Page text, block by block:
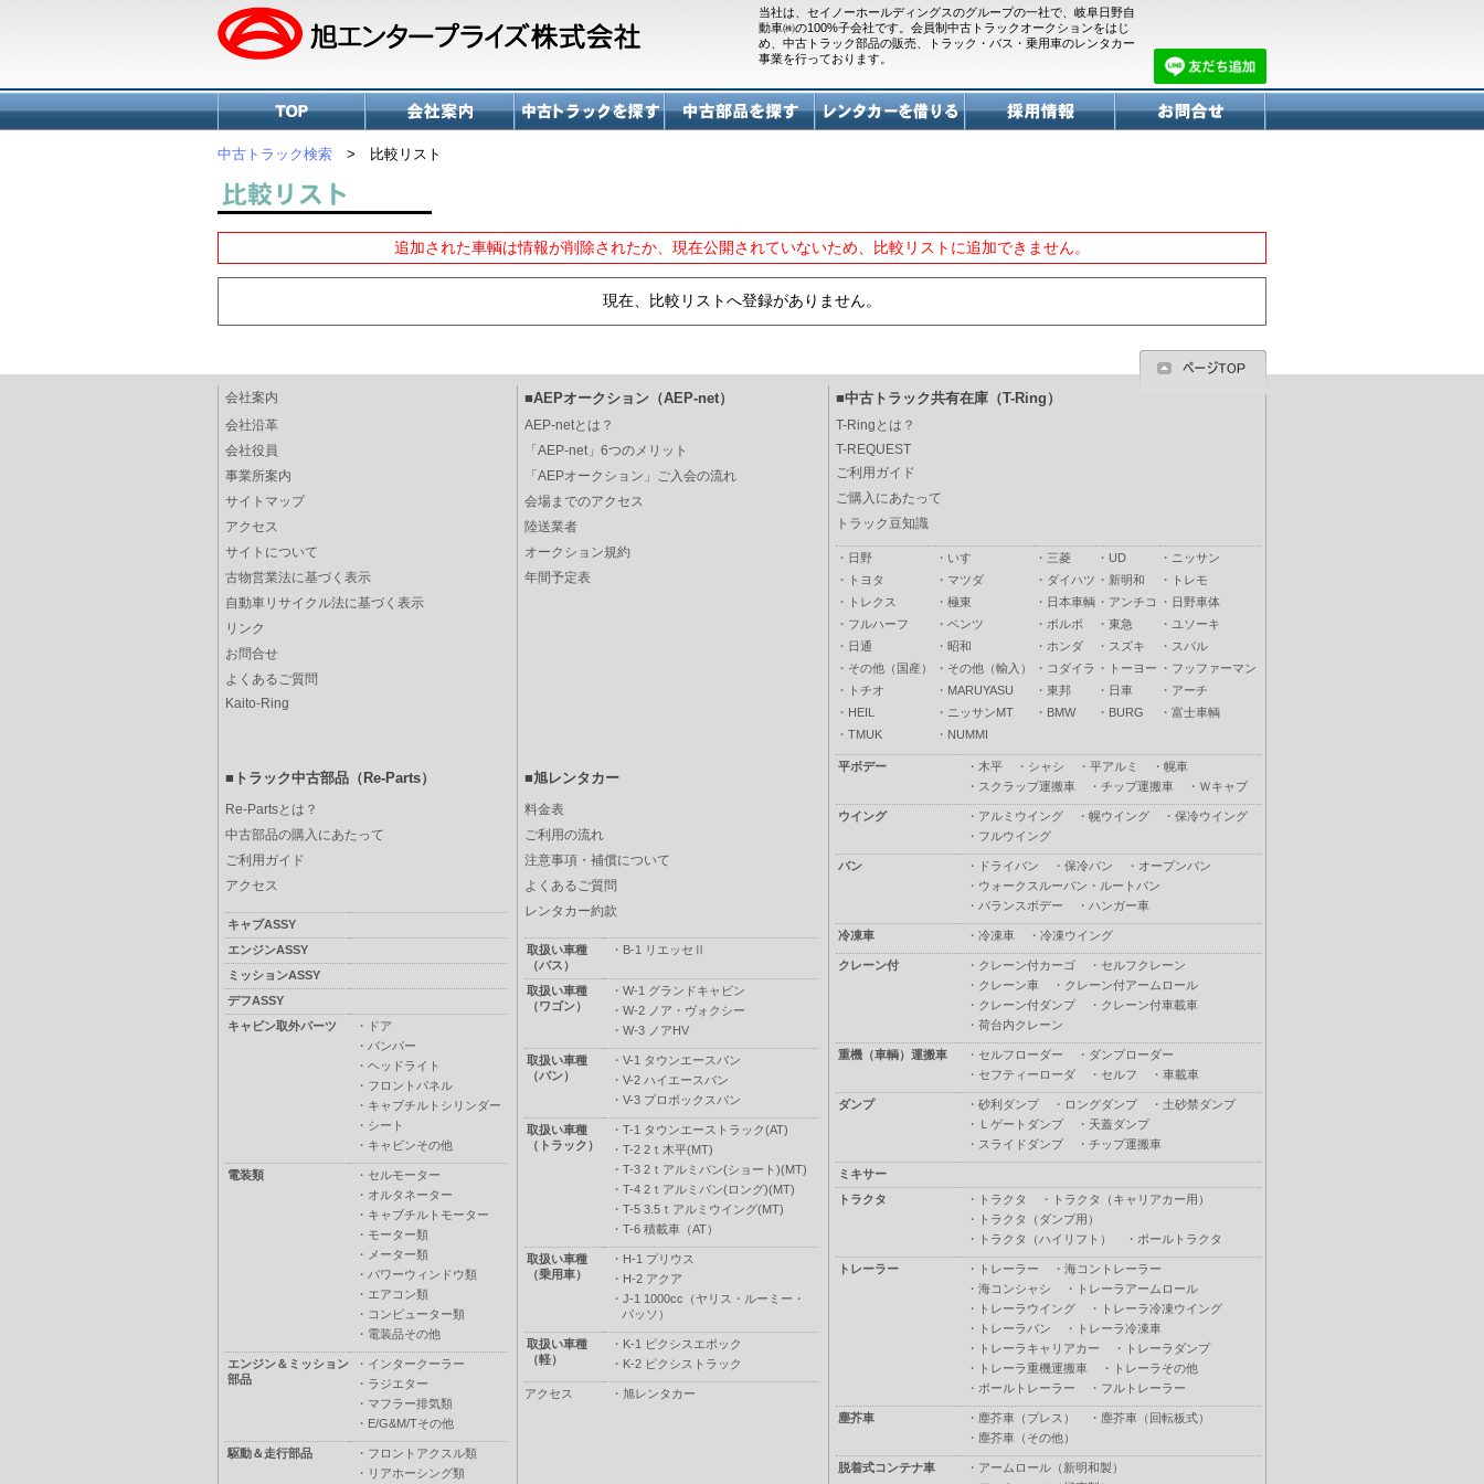
当社は、セイノーホールディングスのグループの一社で、岐阜日野自
動車㈱の100%子会社です。会員制中古トラックオークションをはじ
め、中古トラック部品の販売、トラック・バス・乗用車のレンタカー
事業を行っております。
中古トラック検索 > 比較リスト
追加された車輌は情報が削除されたか、現在公開されていないため、比較リストに追加できません。
現在、比較リストへ登録がありません。
会社案内 ■AEPオークション（AEP-net） ■中古トラック共有在庫（T-Ring）
会社沿革
会社役員
事業所案内
サイトマップ
アクセス
サイトについて
古物営業法に基づく表示
自動車リサイクル法に基づく表示
リンク
お問合せ
よくあるご質問
Kaito-Ring
AEP-netとは？
「AEP-net」6つのメリット
「AEPオークション」ご入会の流れ
会場までのアクセス
陸送業者
オークション規約
年間予定表
T-Ringとは？
T-REQUEST
ご利用ガイド
ご購入にあたって
トラック豆知識
・ 日野 ・ いすゞ ・ 三菱 ・ UD ・ ニッサン
・
トヨタ ・ マツダ ・ ダイハツ ・ 新明和 ・
トレモ
・
トレクス ・ 極東 ・ 日本車輌 ・ アンチコ ・ 日野車体
・ フルハーフ ・ ベンツ ・ ボルボ ・ 東急 ・ ユソーキ
・ 日通 ・ 昭和 ・ ホンダ ・ スズキ ・ スバル
・ その他（国産） ・ その他（輸入） ・ コダイラ ・ トーヨー ・ フッファーマン
・
トチオ ・ MARUYASU ・ 東邦 ・ 日車 ・ アーチ
・ HEIL ・ ニッサンMT ・ BMW ・ BURG ・ 富士車輌
・ TMUK ・ NUMMI
平ボデー ・ 木平 ・ シャシ ・ 平アルミ ・ 幌車
・ スクラップ運搬車 ・ チップ運搬車 ・ Ｗキャブ
ウイング ・ アルミウイング ・ 幌ウイング ・ 保冷ウイング
・ フルウイング
バン ・ ドライバン ・ 保冷バン ・ オープンバン
・ ウォークスルーバン・ルートバン
・ バランスボデー ・ ハンガー車
冷凍車 ・ 冷凍車 ・ 冷凍ウイング
クレーン付 ・ クレーン付カーゴ ・ セルフクレーン
・ クレーン車 ・ クレーン付アームロール
・ クレーン付ダンプ ・ クレーン付車載車
・ 荷台内クレーン
重機（車輌）運搬車 ・ セルフローダー ・ ダンプローダー
・ セフティーローダ ・ セルフ ・ 車載車
ダンプ ・ 砂利ダンプ ・ ロングダンプ ・ 土砂禁ダンプ
・ Ｌゲートダンプ ・ 天蓋ダンプ
・ スライドダンプ ・ チップ運搬車
ミキサー
トラクタ
・ トラクタ ・
トラクタ（キャリアカー用）
・
トラクタ（ダンプ用）
・
トラクタ（ハイリフト） ・ ポールトラクタ
トレーラー ・ トレーラー ・ 海コントレーラー
・ 海コンシャシ ・
トレーラアームロール
・
トレーラウイング ・
トレーラ冷凍ウイング
・
トレーラバン ・
トレーラ冷凍車
・
トレーラキャリアカー ・
トレーラダンプ
・
トレーラ重機運搬車 ・
トレーラその他
・ ポールトレーラー ・ フルトレーラー
塵芥車 ・ 塵芥車（プレス） ・ 塵芥車（回転板式）
・ 塵芥車（その他）
脱着式コンテナ車 ・ アームロール（新明和製）
■トラック中古部品（Re-Parts） ■旭レンタカー
Re-Partsとは？
中古部品の購入にあたって
ご利用ガイド
アクセス
キャブASSY
エンジンASSY
ミッションASSY
デフASSY
キャビン取外パーツ
・
ドア
・ バンパー
・ ヘッドライト
・ フロントパネル
・ キャブチルトシリンダー
・ シート
・ キャビンその他
電装類 ・ セルモーター
・ オルタネーター
・ キャブチルトモーター
・ モーター類
・ メーター類
・ パワーウィンドウ類
・ エアコン類
・ コンピューター類
・ 電装品その他
エンジン＆ミッション
部品
・ インタークーラー
・ ラジエター
・ マフラー排気類
・ E/G&M/Tその他
駆動＆走行部品 ・ フロントアクスル類
・ リアホーシング類
料金表
ご利用の流れ
注意事項・補償について
よくあるご質問
レンタカー約款
取扱い車種
（バス）
・ B-1 リエッセⅡ
取扱い車種
（ワゴン）
・ W-1 グランドキャビン
・ W-2 ノア・ヴォクシー
・ W-3 ノアHV
取扱い車種
（バン）
・ V-1 タウンエースバン
・ V-2 ハイエースバン
・ V-3 プロボックスバン
取扱い車種
（トラック）
・ T-1 タウンエーストラック(AT)
・ T-2 2ｔ木平(MT)
・ T-3 2ｔアルミバン(ショート)(MT)
・ T-4 2ｔアルミバン(ロング)(MT)
・ T-5 3.5ｔアルミウイング(MT)
・ T-6 積載車（AT）
取扱い車種
（乗用車）
・ H-1 プリウス
・ H-2 アクア
・ J-1 1000cc（ヤリス・ルーミー・
パッソ）
取扱い車種
（軽）
・ K-1 ピクシスエポック
・ K-2 ピクシストラック
アクセス ・ 旭レンタカー